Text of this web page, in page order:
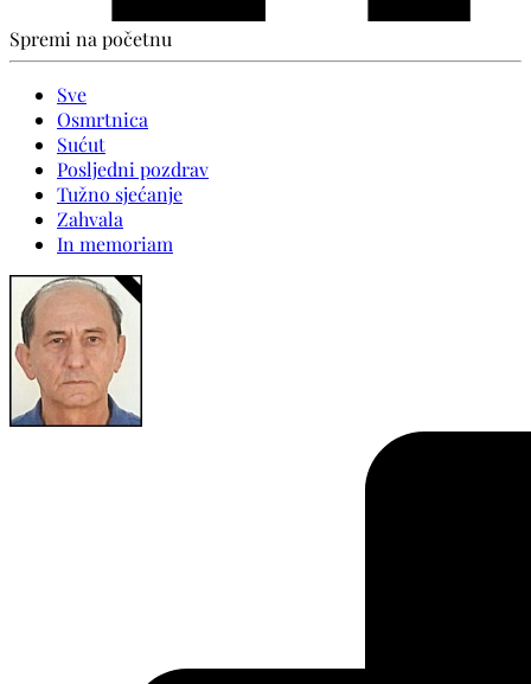
Spremi na početnu
Sve
Osmrtnica
Sućut
Posljedni pozdrav
Tužno sjećanje
Zahvala
In memoriam